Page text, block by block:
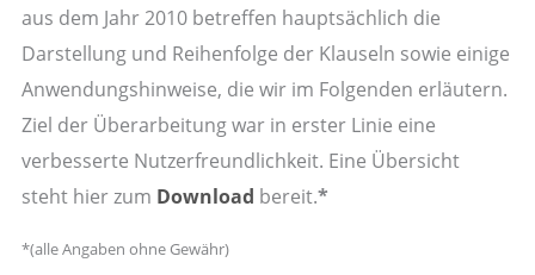
aus dem Jahr 2010 betreffen hauptsächlich die
Darstellung und Reihenfolge der Klauseln sowie einige
Anwendungshinweise, die wir im Folgenden erläutern.
Ziel der Überarbeitung war in erster Linie eine
verbesserte Nutzerfreundlichkeit. Eine Übersicht
steht hier zum Download bereit.*
*(alle Angaben ohne Gewähr)